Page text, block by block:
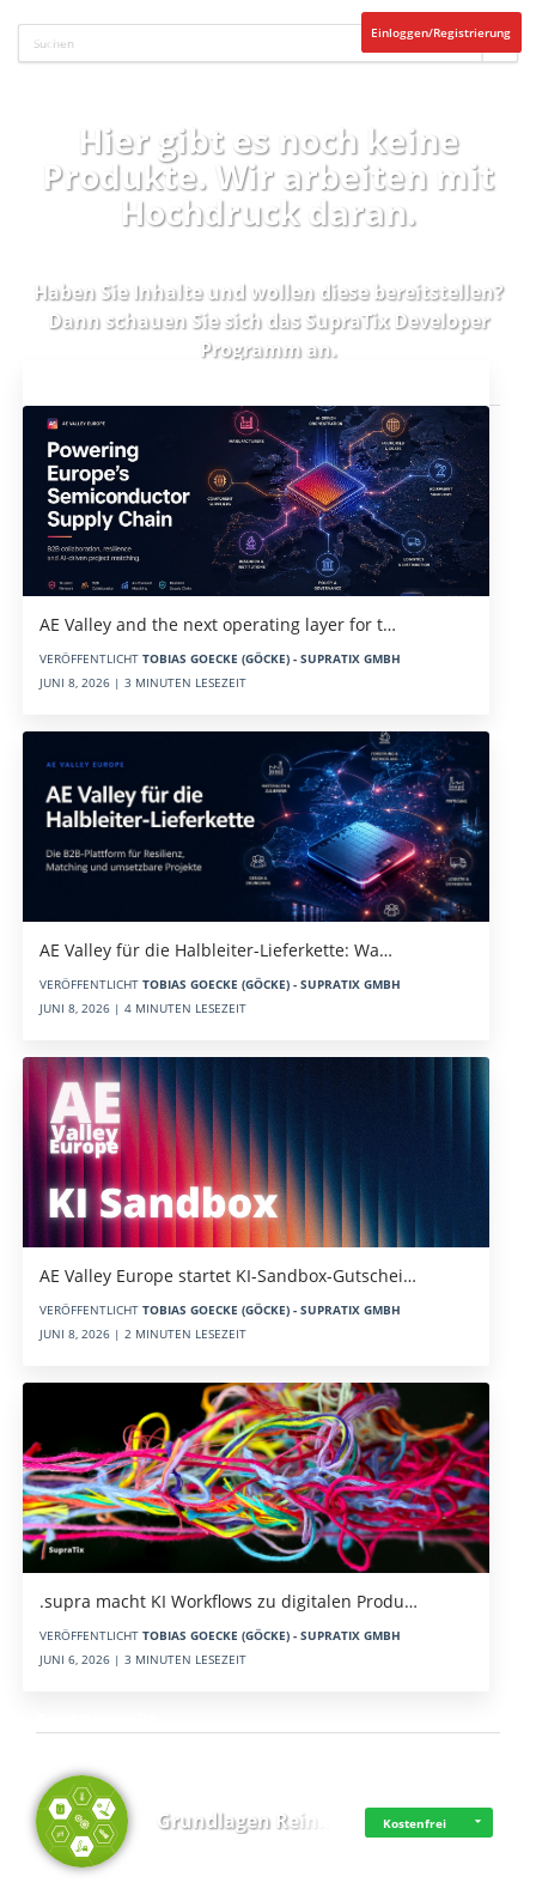
Einloggen/Registrierung
Hier gibt es noch keine
Produkte. Wir arbeiten mit
Hochdruck daran.
Haben Sie Inhalte und wollen diese bereitstellen?
Dann schauen Sie sich das SupraTix Developer
Programman.
AE Valley and the next operating layer for t…
VERÖFFENTLICHT TOBIAS GOECKE (GÖCKE) - SUPRATIX GMBH
JUNI 8, 2026 | 3 MINUTEN LESEZEIT
AE Valley für die Halbleiter-Lieferkette: Wa…
VERÖFFENTLICHT TOBIAS GOECKE (GÖCKE) - SUPRATIX GMBH
JUNI 8, 2026 | 4 MINUTEN LESEZEIT
AE Valley Europe startet KI-Sandbox-Gutschei…
VERÖFFENTLICHT TOBIAS GOECKE (GÖCKE) - SUPRATIX GMBH
JUNI 8, 2026 | 2 MINUTEN LESEZEIT
.supra macht KI Workflows zu digitalen Produ…
VERÖFFENTLICHT TOBIAS GOECKE (GÖCKE) - SUPRATIX GMBH
JUNI 6, 2026 | 3 MINUTEN LESEZEIT
Grundlagen Rein… Kostenfrei